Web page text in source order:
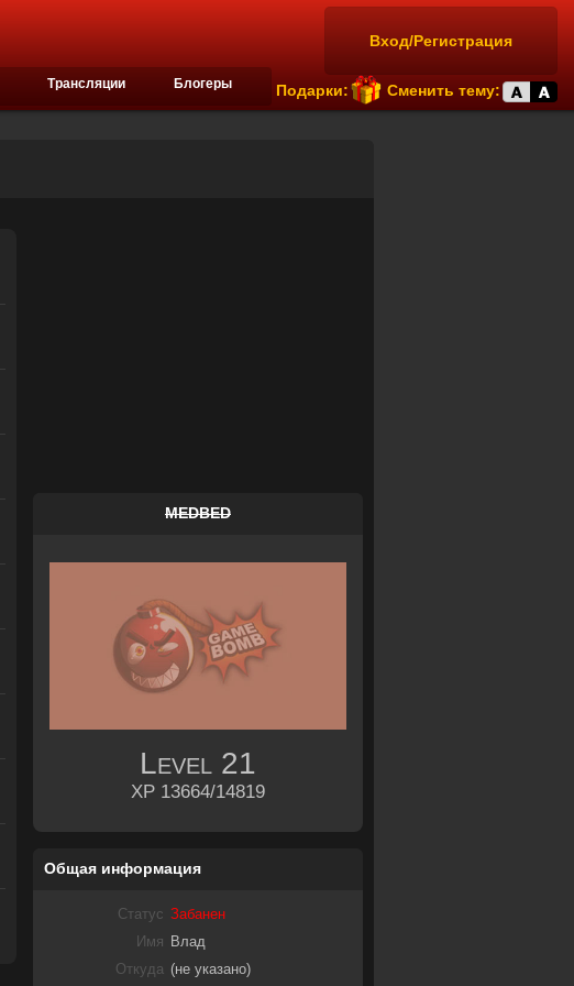
Вход/Регистрация
Подарки: Сменить тему:
Трансляции Блогеры
MEDBED
Level 21
XP 13664/14819
Общая информация
Статус Забанен
Имя
Влад
Откуда (не указано)